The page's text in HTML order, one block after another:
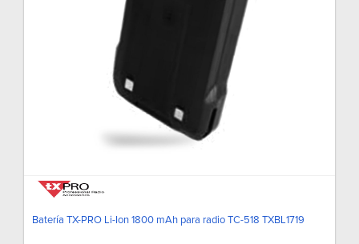
Batería TX-PRO Li-Ion 1800 mAh para radio TC-518 TXBL1719